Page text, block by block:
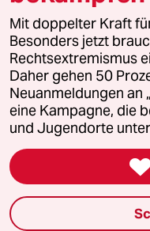
© 2026 taz Verlags und
Alle Rechte vorbehalten. Bei
wenden Sie sich bitte an
Feedback
Leitlinie Informant
Seitenwende
Mit doppelter Kraft
Besonders jetzt
Rechtsextremismus
Daher gehen 50
Neuanmeldungen an
eine Kampagne, die
und Jugendorte